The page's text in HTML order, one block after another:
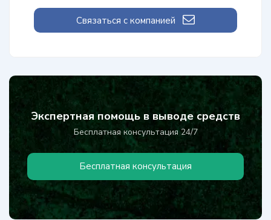
Связаться с компанией
Экспертная помощь в выводе средств
Бесплатная консультация 24/7
Бесплатная консультация